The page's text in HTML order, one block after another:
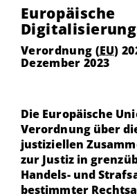
zu
einzelnen
Seiten
Europäische
Verordnung (EU)
Dezember 2023
Die Europäische
Verordnung über
justiziellen
zur Justiz in
Handels- und
bestimmter